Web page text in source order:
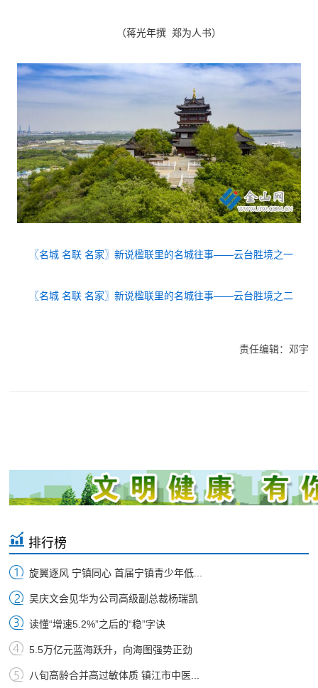
（蒋光年撰 郑为人书）
〖名城 名联 名家〗新说楹联里的名城往事——云台胜境之一
〖名城 名联 名家〗新说楹联里的名城往事——云台胜境之二
责任编辑：邓宇
排行榜
旋翼逐风 宁镇同心 首届宁镇青少年低...
吴庆文会见华为公司高级副总裁杨瑞凯
读懂“增速5.2%”之后的“稳”字诀
5.5万亿元蓝海跃升，向海图强势正劲
八旬高龄合并高过敏体质 镇江市中医...